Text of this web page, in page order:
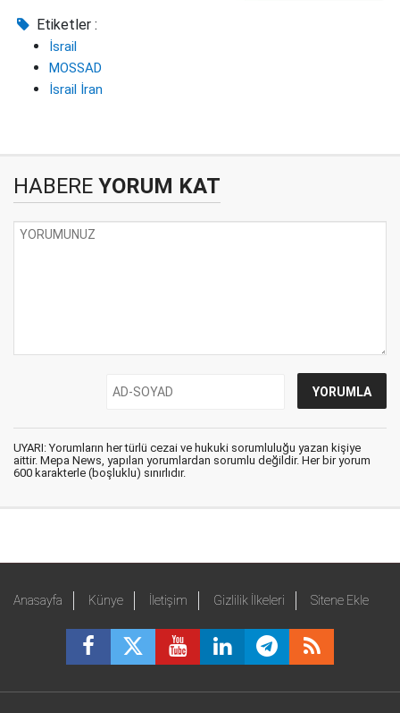
Etiketler :
İsrail
MOSSAD
İsrail İran
HABERE YORUM KAT
UYARI: Yorumların her türlü cezai ve hukuki sorumluluğu yazan kişiye
aittir. Mepa News, yapılan yorumlardan sorumlu değildir. Her bir yorum
600 karakterle (boşluklu) sınırlıdır.
Anasayfa Künye İletişim Gizlilik İlkeleri Sitene Ekle